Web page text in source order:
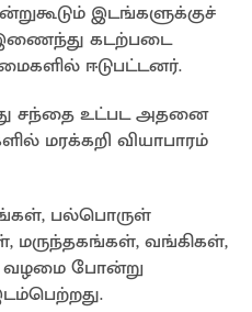
இடங்களுக்குச்
கடற்படை
ஈடுபட்டனர்.
சந்தை உட்பட அதனை
மரக்கறி வியாபாரம்
பல்பொருள்
மருந்தகங்கள், வங்கிகள்,
வழமை போன்று